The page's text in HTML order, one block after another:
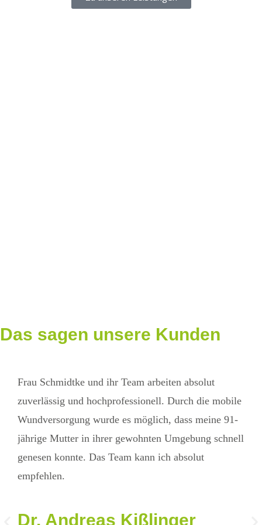
Das sagen unsere Kunden
Frau Schmidtke und ihr Team arbeiten absolut
zuverlässig und hochprofessionell. Durch die mobile
Wundversorgung wurde es möglich, dass meine 91-
jährige Mutter in ihrer gewohnten Umgebung schnell
genesen konnte. Das Team kann ich absolut
empfehlen.
Dr. Andreas Kißlinger